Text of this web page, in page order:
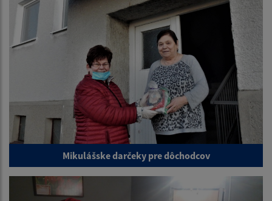
Mikulášske darčeky pre dôchodcov